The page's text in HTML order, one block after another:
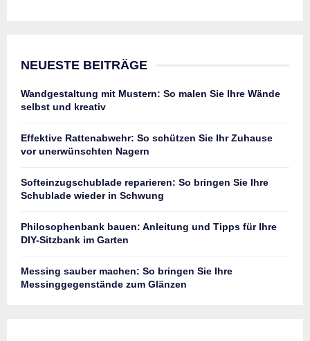
NEUESTE BEITRÄGE
Wandgestaltung mit Mustern: So malen Sie Ihre Wände
selbst und kreativ
Effektive Rattenabwehr: So schützen Sie Ihr Zuhause
vor unerwünschten Nagern
Softeinzugschublade reparieren: So bringen Sie Ihre
Schublade wieder in Schwung
Philosophenbank bauen: Anleitung und Tipps für Ihre
DIY-Sitzbank im Garten
Messing sauber machen: So bringen Sie Ihre
Messinggegenstände zum Glänzen